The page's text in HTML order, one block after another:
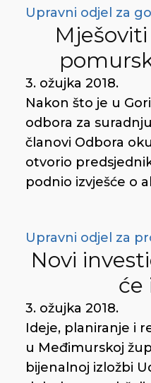
Upravni odjel za
3. ožujka 2018.
Nakon što je u
odbora za
članovi Odbora
otvorio
podnio izvješće o
Upravni odjel za
Novi
će
3. ožujka 2018.
Ideje, planiranje i
u Međimurskoj
bijenalnoj izložbi